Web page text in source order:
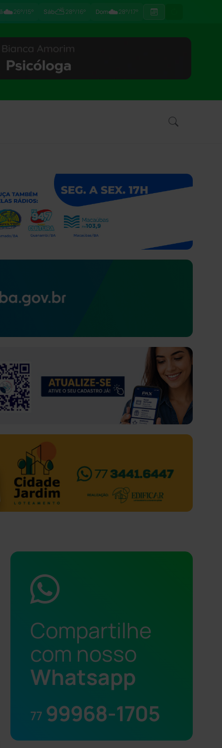
☁️26°/15° Sáb⛅28°/16° Dom☁️28°/17°
Compartilhe
com nosso
Whatsapp
77 99968-1705